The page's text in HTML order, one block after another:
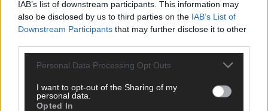
IAB’s list of downstream participants. This information may
also be disclosed by us to third parties on the IAB’s List of
Downstream Participants that may further disclose it to other
Personal Data Processing Opt Outs
I want to opt-out of the Sharing of my
personal data.
Opted In
ANZEIGE